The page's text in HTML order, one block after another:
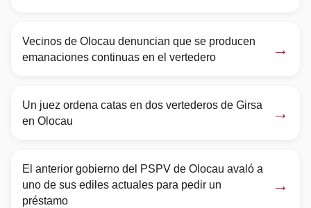
Vecinos de Olocau denuncian que se producen
emanaciones continuas en el vertedero
→
Un juez ordena catas en dos vertederos de Girsa
en Olocau
→
El anterior gobierno del PSPV de Olocau avaló a
uno de sus ediles actuales para pedir un
préstamo
→